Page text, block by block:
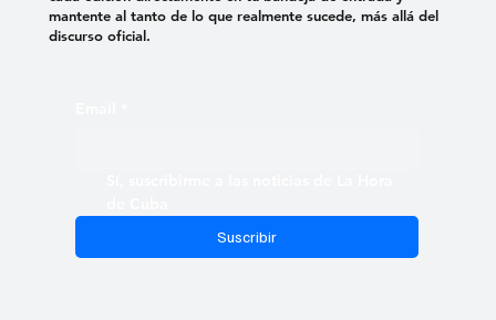
Suscribir
mantente al tanto de lo que realmente sucede, más allá del
discurso oficial.